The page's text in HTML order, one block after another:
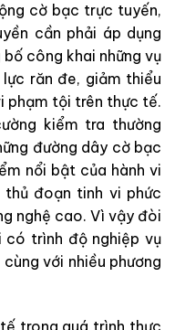
cờ bạc trực tuyến,
cần phải áp dụng
công khai những vụ
răn đe, giảm thiểu
phạm tội trên thực tế.
kiểm tra thường
đường dây cờ bạc
nổi bật của hành vi
thủ đoạn tinh vi phức
nghệ cao. Vì vậy đòi
có trình độ nghiệp vụ
với nhiều phương